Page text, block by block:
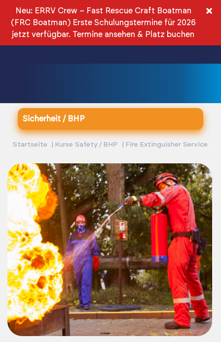
Neu: ERRV Crew – Fast Rescue Craft Boatman
(FRC Boatman) Erste Schulungstermine für 2026
jetzt verfügbar. Termine ansehen & Platz buchen
×
DE
PLN
Sicherheit / BHP
Startseite Kurse Safety / BHP Fire Extinguisher Service